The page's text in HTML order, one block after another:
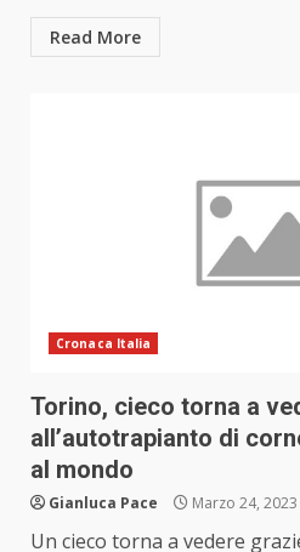
Read More
Cronaca Italia
Torino, cieco torna a
all’autotrapianto di
al mondo
Gianluca Pace Marzo 24, 2023
Un cieco torna a vedere